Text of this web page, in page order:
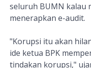
seluruh BUMN kalau
menerapkan e-audit.
"Korupsi itu akan
ide ketua BPK
tindakan korupsi,"